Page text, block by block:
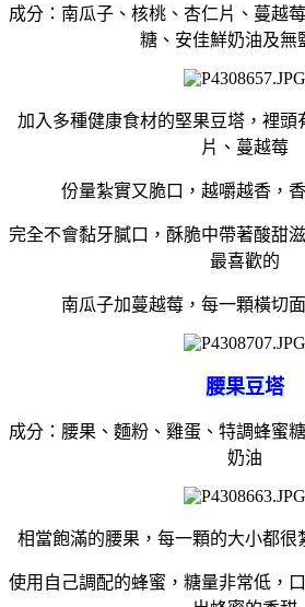
成分：南瓜子、核桃、杏仁片、蔓越
糖、安佳鮮奶油及無
加入多種健康食材的堅果豆塔，裡頭
片、蔓越莓
份量紮實又脆口，越嚼越香，
完全不會黏牙膩口，酥脆中帶著酸甜
最喜歡的
南瓜子加蔓越莓，每一顆橫切
腰果豆塔
成分：腰果、麵粉、雞蛋、特調蜂蜜
奶油
相當飽滿的腰果，每一顆的大小都很
使用自己調配的蜂蜜，糖量非常低，